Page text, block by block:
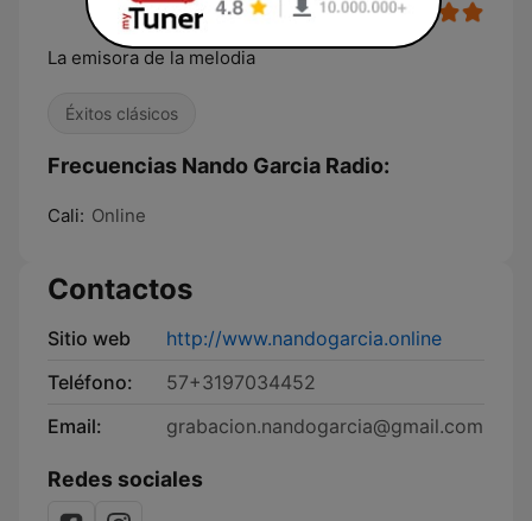
La emisora de la melodia
Éxitos clásicos
Frecuencias Nando Garcia Radio:
Cali: Online
Contactos
Sitio web
http://www.nandogarcia.online
Teléfono:
57+3197034452
Email:
grabacion.nandogarcia@gmail.com
Redes sociales